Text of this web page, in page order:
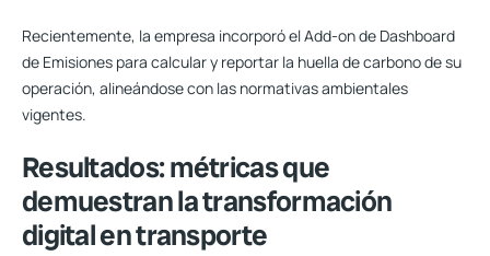
Recientemente, la empresa incorporó el Add-on de Dashboard
de Emisiones para calcular y reportar la huella de carbono de su
operación, alineándose con las normativas ambientales
vigentes.
Resultados: métricas que
demuestran la transformación
digital en transporte